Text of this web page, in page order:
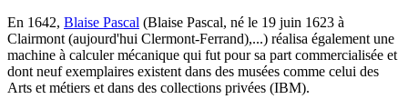
En 1642, Blaise Pascal (Blaise Pascal, né le 19 juin 1623 à
Clairmont (aujourd'hui Clermont-Ferrand),...) réalisa également une
machine à calculer mécanique qui fut pour sa part commercialisée et
dont neuf exemplaires existent dans des musées comme celui des
Arts et métiers et dans des collections privées (IBM).